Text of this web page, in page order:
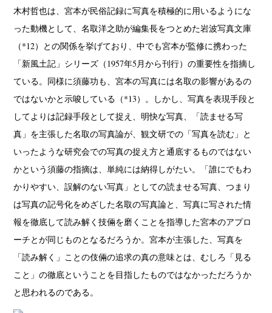
木村哲也は、宮本が民俗記録に写真を積極的に用いるようにな
った動機として、名取洋之助が編集長をつとめた岩波写真文庫
（*12）との関係を挙げており、中でも宮本が監修に携わった
「新風土記」シリーズ（1957年5月から刊行）の重要性を指摘し
ている。同様に須藤功も、宮本の写真には名取の影響があるの
ではないかと示唆している（*13）。しかし、写真を表現手段と
してよりは記録手段として捉え、明快な写真、「読ませる写
真」を主張した名取の写真論が、観文研での「写真を読む」と
いったような研究会での写真の捉え方と通底するものではない
かという須藤の指摘は、単純には納得しがたい。「誰にでもわ
かりやすい、誤解のない写真」としての読ませる写真、つまり
は写真の記号化をめざした名取の写真論と、写真に写された情
報を徹底して読み解く技倆を磨くことを指導した宮本のアプロ
ーチとが同じものとなるだろうか。宮本が主張した、写真を
「読み解く」ことの伎倆の追求の真の意味とは、むしろ「見る
こと」の徹底ということを目指したものではなかっただろうか
と思われるのである。